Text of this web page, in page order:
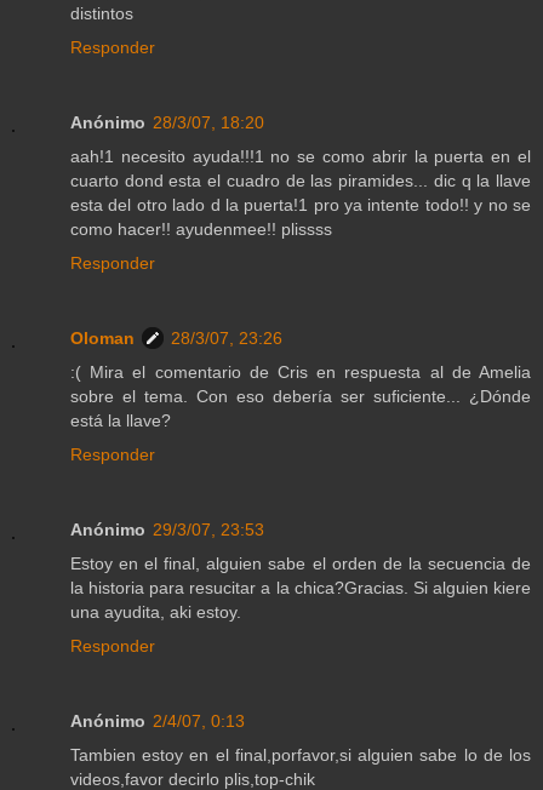
distintos
Responder
Anónimo 28/3/07, 18:20
aah!1 necesito ayuda!!!1 no se como abrir la puerta en el
cuarto dond esta el cuadro de las piramides... dic q la llave
esta del otro lado d la puerta!1 pro ya intente todo!! y no se
como hacer!! ayudenmee!! plissss
Responder
Oloman
28/3/07, 23:26
:( Mira el comentario de Cris en respuesta al de Amelia
sobre el tema. Con eso debería ser suficiente... ¿Dónde
está la llave?
Responder
Anónimo 29/3/07, 23:53
Estoy en el final, alguien sabe el orden de la secuencia de
la historia para resucitar a la chica?Gracias. Si alguien kiere
una ayudita, aki estoy.
Responder
Anónimo 2/4/07, 0:13
Tambien estoy en el final,porfavor,si alguien sabe lo de los
videos,favor decirlo plis,top-chik